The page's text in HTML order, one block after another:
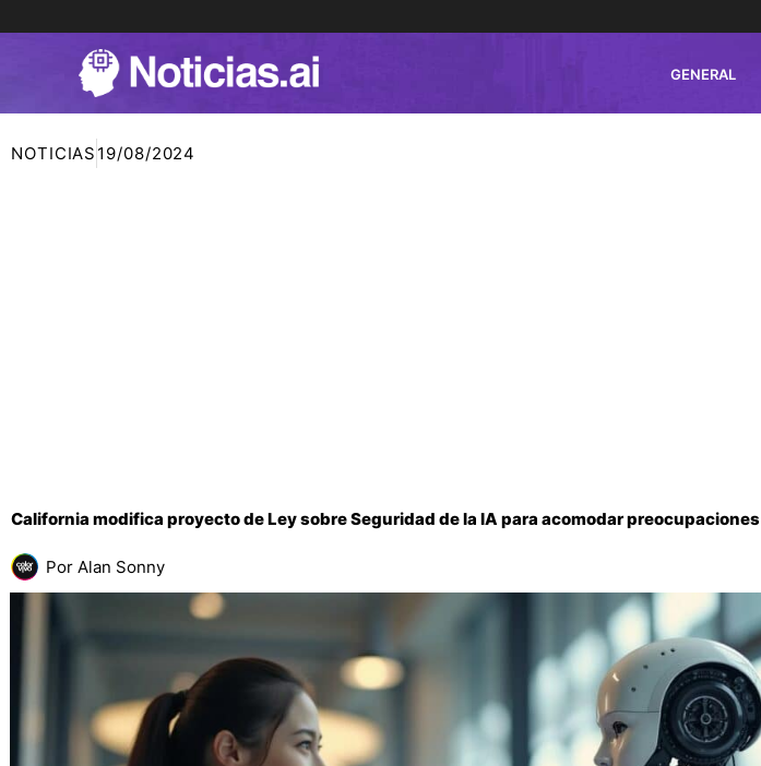
GENERAL
NOTICIAS 19/08/2024
California modifica proyecto de Ley sobre Seguridad de la IA para acomodar
Por Alan Sonny